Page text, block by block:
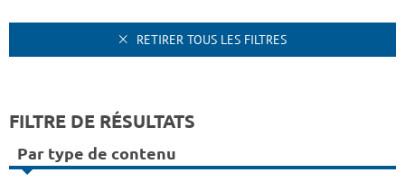
RETIRER TOUS LES FILTRES
FILTRE DE RÉSULTATS
Par type de contenu